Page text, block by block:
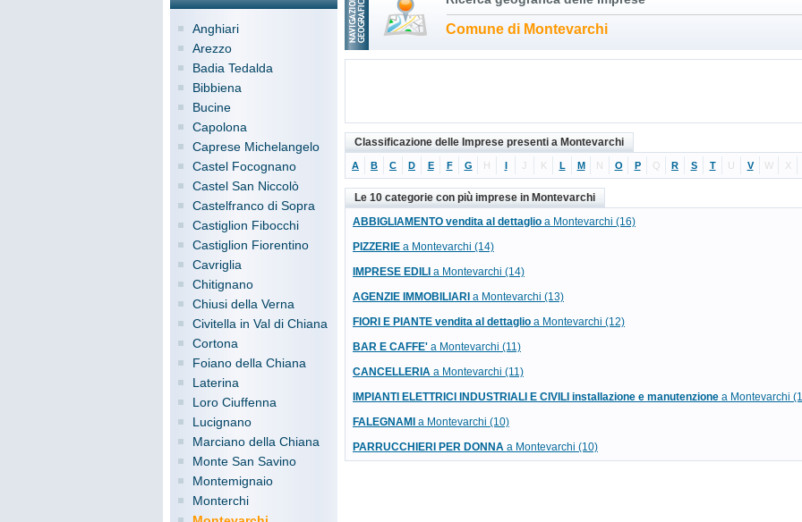
Anghiari
Arezzo
Badia Tedalda
Bibbiena
Bucine
Capolona
Caprese Michelangelo
Castel Focognano
Castel San Niccolò
Castelfranco di Sopra
Castiglion Fibocchi
Castiglion Fiorentino
Cavriglia
Chitignano
Chiusi della Verna
Civitella in Val di Chiana
Cortona
Foiano della Chiana
Laterina
Loro Ciuffenna
Lucignano
Marciano della Chiana
Monte San Savino
Montemignaio
Monterchi
Comune di Montevarchi
Classificazione delle Imprese presenti a Montevarchi
A B C D E F G H I J K L M N O P Q R S T U V W X
Le 10 categorie con più imprese in Montevarchi
ABBIGLIAMENTO vendita al dettaglio a Montevarchi (16)
PIZZERIE a Montevarchi (14)
IMPRESE EDILI a Montevarchi (14)
AGENZIE IMMOBILIARI a Montevarchi (13)
FIORI E PIANTE vendita al dettaglio a Montevarchi (12)
BAR E CAFFE' a Montevarchi (11)
CANCELLERIA a Montevarchi (11)
IMPIANTI ELETTRICI INDUSTRIALI E CIVILI installazione e manutenzione a Montevarchi
FALEGNAMI a Montevarchi (10)
PARRUCCHIERI PER DONNA a Montevarchi (10)